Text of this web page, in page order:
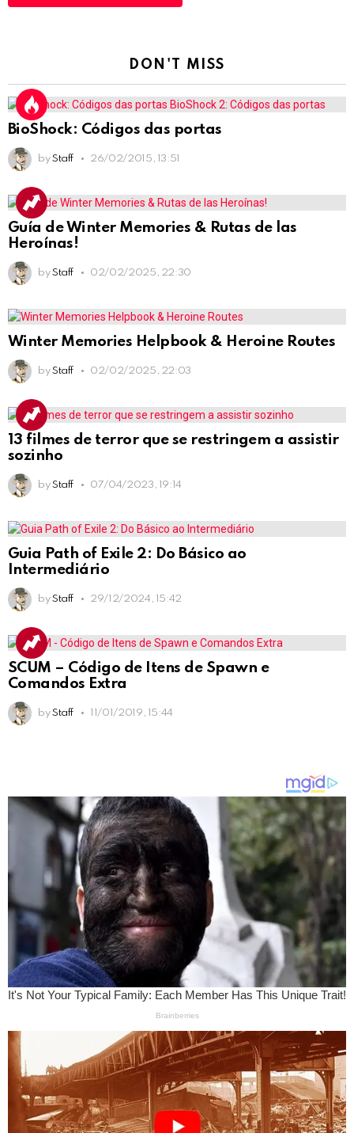
DON'T MISS
BioShock: Códigos das portas
by Staff 26/02/2015, 13:51
Guía de Winter Memories & Rutas de las
Heroínas!
by Staff 02/02/2025, 22:30
Winter Memories Helpbook & Heroine Routes
by Staff 02/02/2025, 22:03
13 filmes de terror que se restringem a assistir
sozinho
by Staff 07/04/2023, 19:14
Guia Path of Exile 2: Do Básico ao
Intermediário
by Staff 29/12/2024, 15:42
SCUM – Código de Itens de Spawn e
Comandos Extra
by Staff 11/01/2019, 15:44